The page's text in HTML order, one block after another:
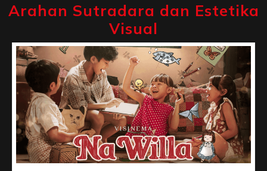
Arahan Sutradara dan Estetika
Visual